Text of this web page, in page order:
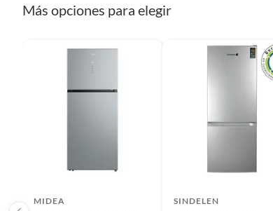
Más opciones para elegir
MIDEA SINDELEN